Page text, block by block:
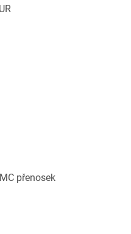
přenosek